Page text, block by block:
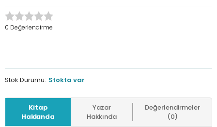
0 Değerlendirme
Stok Durumu: Stokta var
Kitap
Hakkında
Yazar
Hakkında
Değerlendirmeler
(0)